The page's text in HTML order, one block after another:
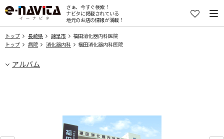
さぁ、今すぐ検索！
ナビタに掲載されている
地元のお店の情報が満載！
トップ 長崎県 諫早市
福田消化器内科医院
トップ
病院 消化器内科 福田消化器内科医院
アルバム